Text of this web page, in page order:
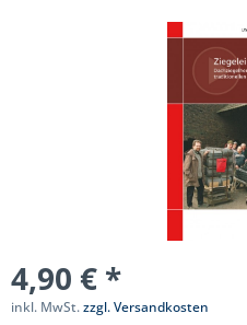
4,90 € *
inkl. MwSt.zzgl. Versandkosten